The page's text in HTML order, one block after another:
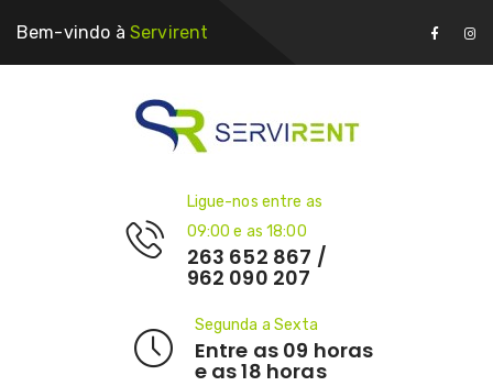
Bem-vindo à Servirent
Ligue-nos entre as
09:00 e as 18:00
263 652 867 /
962 090 207
Segunda a Sexta
Entre as 09 horas
e as 18 horas